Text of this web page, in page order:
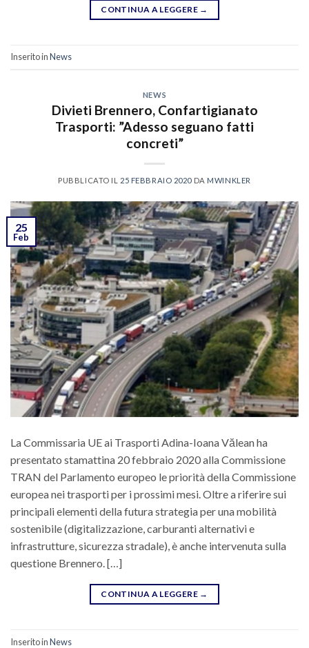
CONTINUA A LEGGERE →
Inserito inNews
NEWS
Divieti Brennero, Confartigianato
Trasporti: ”Adesso seguano fatti
concreti”
PUBBLICATO IL 25 FEBBRAIO 2020 DA MWINKLER
25
Feb
La Commissaria UE ai Trasporti Adina-Ioana Vălean ha
presentato stamattina 20 febbraio 2020 alla Commissione
TRAN del Parlamento europeo le priorità della Commissione
europea nei trasporti per i prossimi mesi. Oltre a riferire sui
principali elementi della futura strategia per una mobilità
sostenibile (digitalizzazione, carburanti alternativi e
infrastrutture, sicurezza stradale), è anche intervenuta sulla
questione Brennero. […]
CONTINUA A LEGGERE →
Inserito inNews